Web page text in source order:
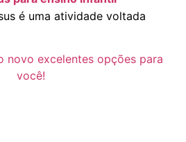
é uma atividade voltada